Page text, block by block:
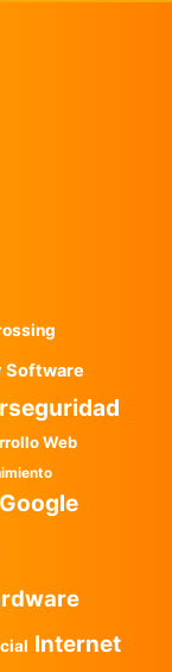
Software
Web
Google
Internet